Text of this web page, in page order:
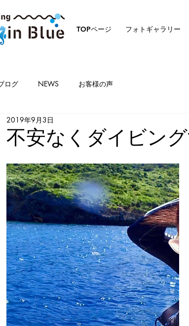
TOPページ フォトギャラリー
ログ NEWS お客様の声
不安なくダイビン
2019年9月3日